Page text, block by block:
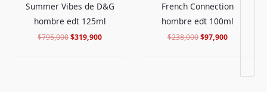
Summer Vibes de D&G
hombre edt 125ml
$795,000$319,900
French Connection
hombre edt 100ml
$238,000 $97,900